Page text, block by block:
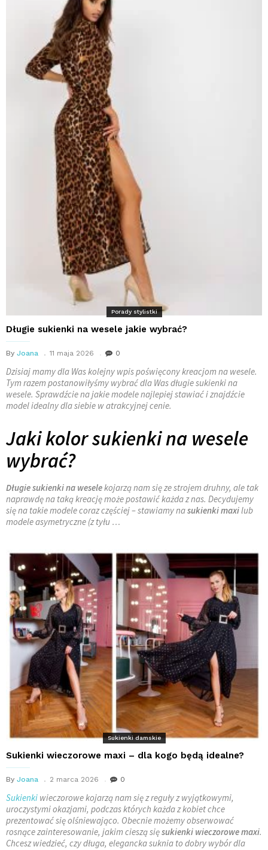
Porady stylistki
Długie sukienki na wesele jakie wybrać?
By Joana 11 maja 2026 0
Dzisiaj mamy dla Was kolejny wpis poświęcony kreacjom na wesele.
Tym razem postanowiłyśmy wybrać dla Was długie sukienki na
wesele. Sprawdźcie na jakie modele najlepiej stawiać i znajdźcie
model idealny dla siebie w atrakcyjnej cenie.
Jaki kolor sukienki na wesele
wybrać?
Długie sukienki na weselekojarzą nam się ze strojem druhny, ale tak
naprawdę na taką kreację może postawić każda z nas. Decydujemy
się na takie modele coraz częściej – stawiamy nasukienki maxilub
modele asymetryczne (z tyłu …
Sukienki damskie
Sukienki wieczorowe maxi – dla kogo będą idealne?
By Joana 2 marca 2026 0
Sukienki wieczorowe kojarzą nam się z reguły z wyjątkowymi,
uroczystymi okazjami, podczas których każda z kobiet chce
prezentować się olśniewająco. Obecnie możemy obserwować
rosnące zainteresowanie, jakim cieszą sięsukienki wieczorowe maxi.
Chcesz wiedzieć, czy długa, elegancka suknia to dobry wybór dla